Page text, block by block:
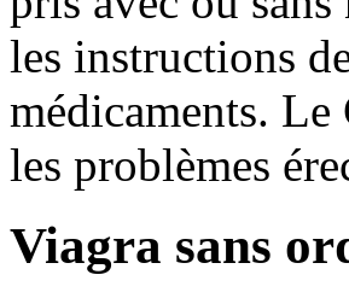
les instructions
médicaments.
les problèmes
Viagra sans